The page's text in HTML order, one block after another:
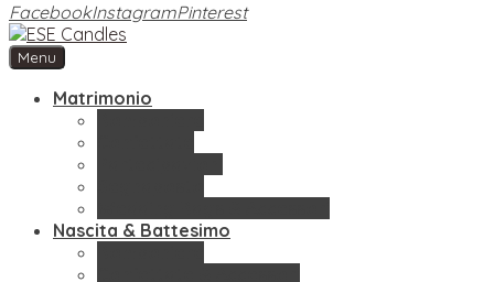
FacebookInstagramPinterest
ESE Candles
Bottega Artigianale di Candele
Menu
Matrimonio
Nascita & Battesimo